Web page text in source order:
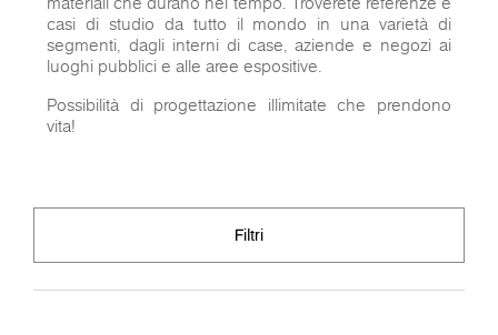
casi di studio da tutto il mondo in una varietà di
segmenti, dagli interni di case, aziende e negozi ai
luoghi pubblici e alle aree espositive.
Possibilità di progettazione illimitate che prendono
vita!
Filtri